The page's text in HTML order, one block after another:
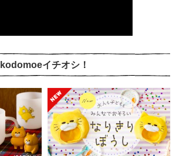
kodomoeイチオシ！